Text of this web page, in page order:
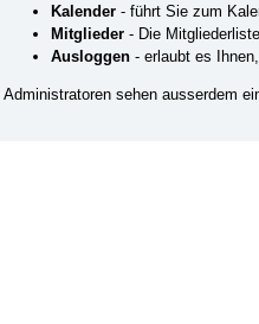
Kalender - führt Sie zum
Mitglieder - Die
Ausloggen - erlaubt es
Administratoren sehen ausserdem